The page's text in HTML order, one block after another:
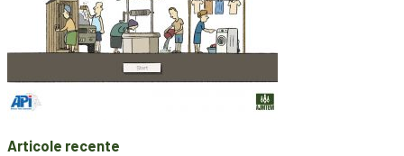
Articole recente